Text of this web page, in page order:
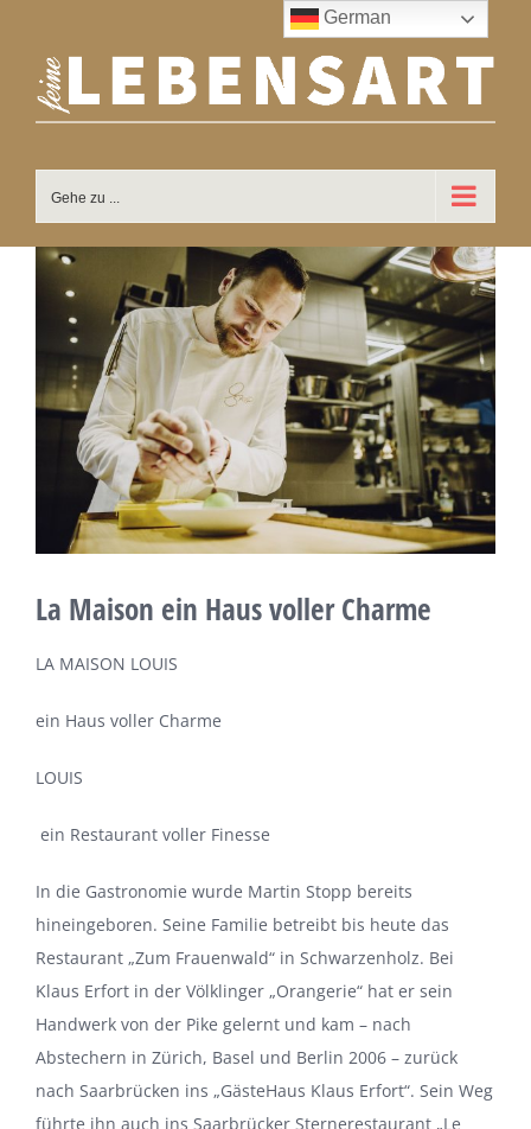
springen
Gehe zu ...
Zeige
grösseres
La Maison ein Haus voller Charme
LA MAISON LOUIS
ein Haus voller Charme
LOUIS
ein Restaurant voller Finesse
In die Gastronomie wurde Martin Stopp bereits
hineingeboren. Seine Familie betreibt bis heute das
Restaurant „Zum Frauenwald“ in Schwarzenholz. Bei
Klaus Erfort in der Völklinger „Orangerie“ hat er sein
Handwerk von der Pike gelernt und kam – nach
Abstechern in Zürich, Basel und Berlin 2006 – zurück
nach Saarbrücken ins „GästeHaus Klaus Erfort“. Sein Weg
führte ihn auch ins Saarbrücker Sternerestaurant „Le
German